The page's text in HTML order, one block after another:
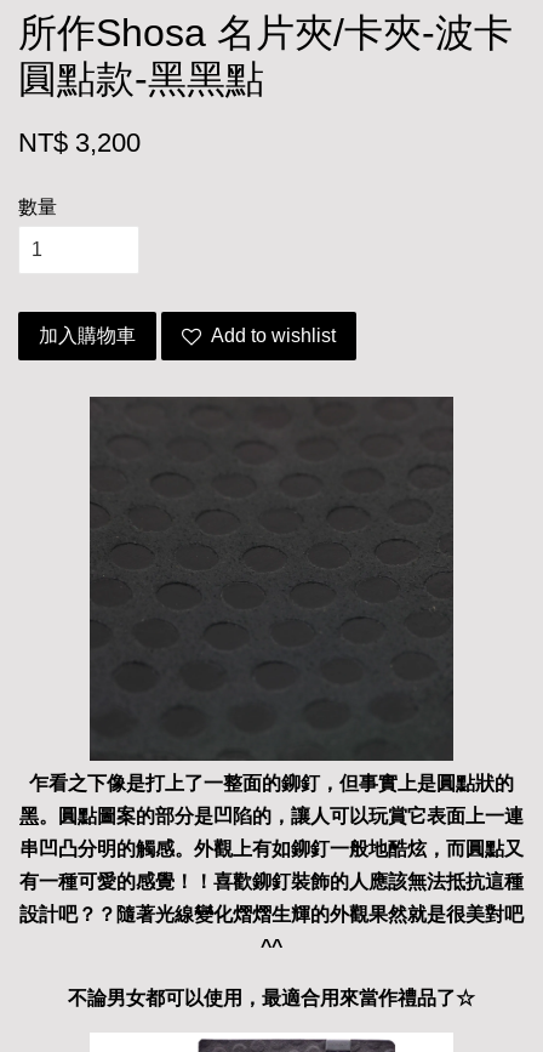
所作Shosa 名片夾/卡夾-波卡
圓點款-黑黑點
NT$ 3,200
數量
加入購物車 Add to wishlist
乍看之下像是打上了一整面的鉚釘，但事實上是圓點狀的
黑。圓點圖案的部分是凹陷的，讓人可以玩賞它表面上一連
串凹凸分明的觸感。外觀上有如鉚釘一般地酷炫，而圓點又
有一種可愛的感覺！！喜歡鉚釘裝飾的人應該無法抵抗這種
設計吧？？隨著光線變化熠熠生輝的外觀果然就是很美對吧
^^
不論男女都可以使用，最適合用來當作禮品了☆